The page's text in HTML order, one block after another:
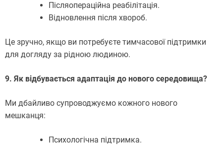
Післяопераційна реабілітація.
Відновлення після хвороб.
Це зручно, якщо ви потребуєте тимчасової підтримки
для догляду за рідною людиною.
9. Як відбувається адаптація до нового середовища?
Ми дбайливо супроводжуємо кожного нового
мешканця:
Психологічна підтримка.